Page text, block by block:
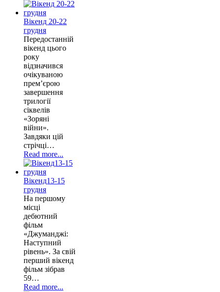
Вікенд 20-22
грудня
Передостанній
вікенд цього
року
відзначився
очікуваною
прем’єрою
завершення
трилогії
сіквелів
«Зоряні
війни».
Завдяки цій
стрічці…
Read more...
Вікенд13-15
грудня
На першому
місці
дебютний
фільм
«Джуманджі:
Наступний
рівень». За свій
перший вікенд
фільм зібрав
59…
Read more...